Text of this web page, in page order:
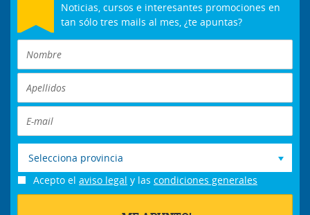
Noticias, cursos e interesantes promociones en
tan sólo tres mails al mes, ¿te apuntas?
Selecciona provincia
Acepto el aviso legal y las condiciones generales